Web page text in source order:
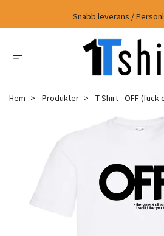
Snabb leverans /
Hem Produkter T-Shirt - OFF (fuck